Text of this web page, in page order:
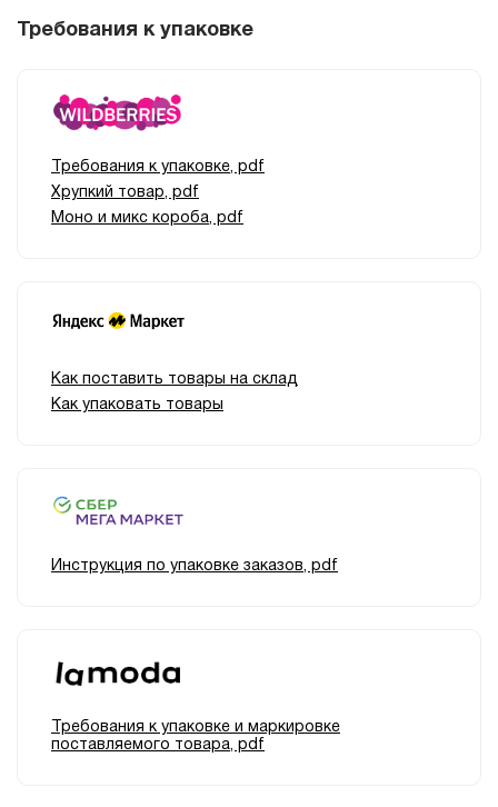
Требования к упаковке
Требования к упаковке, pdf
Хрупкий товар, pdf
Моно и микс короба, pdf
Как поставить товары на склад
Как упаковать товары
Инструкция по упаковке заказов, pdf
Требования к упаковке и маркировке
поставляемого товара, pdf